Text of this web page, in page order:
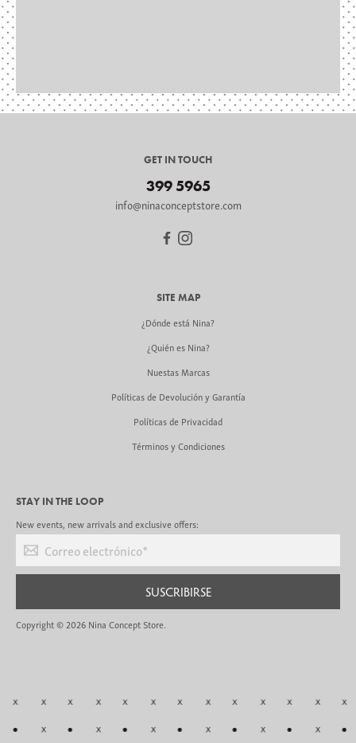
GET IN TOUCH
399 5965
info@ninaconceptstore.com
SITE MAP
¿Dónde está Nina?
¿Quién es Nina?
Nuestas Marcas
Políticas de Devolución y Garantía
Políticas de Privacidad
Términos y Condiciones
STAY IN THE LOOP
New events, new arrivals and exclusive offers:
Correo electrónico
SUSCRIBIRSE
Copyright © 2026 Nina Concept Store.